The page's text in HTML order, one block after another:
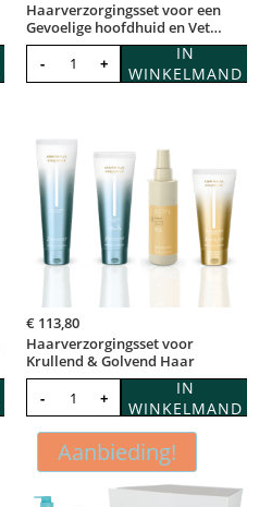
Haarverzorgingsset voor een
Gevoelige hoofdhuid en Vet
Haar
- +
IN
WINKELMAND
Haarverzorgingsset voor
Krullend & Golvend Haar
€ 113,80
- +
IN
WINKELMAND
Aanbieding!